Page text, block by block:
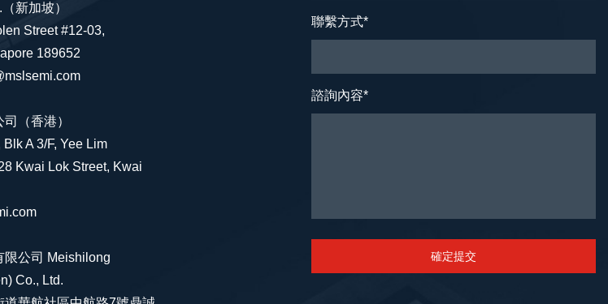
新加坡）
Street #12-03,
189652
（香港）
A 3/F, Yee Lim
Kwai Lok Street, Kwai
限公司 Meishilong
Co., Ltd.
聯繫方式*
諮詢內容*
確定提交